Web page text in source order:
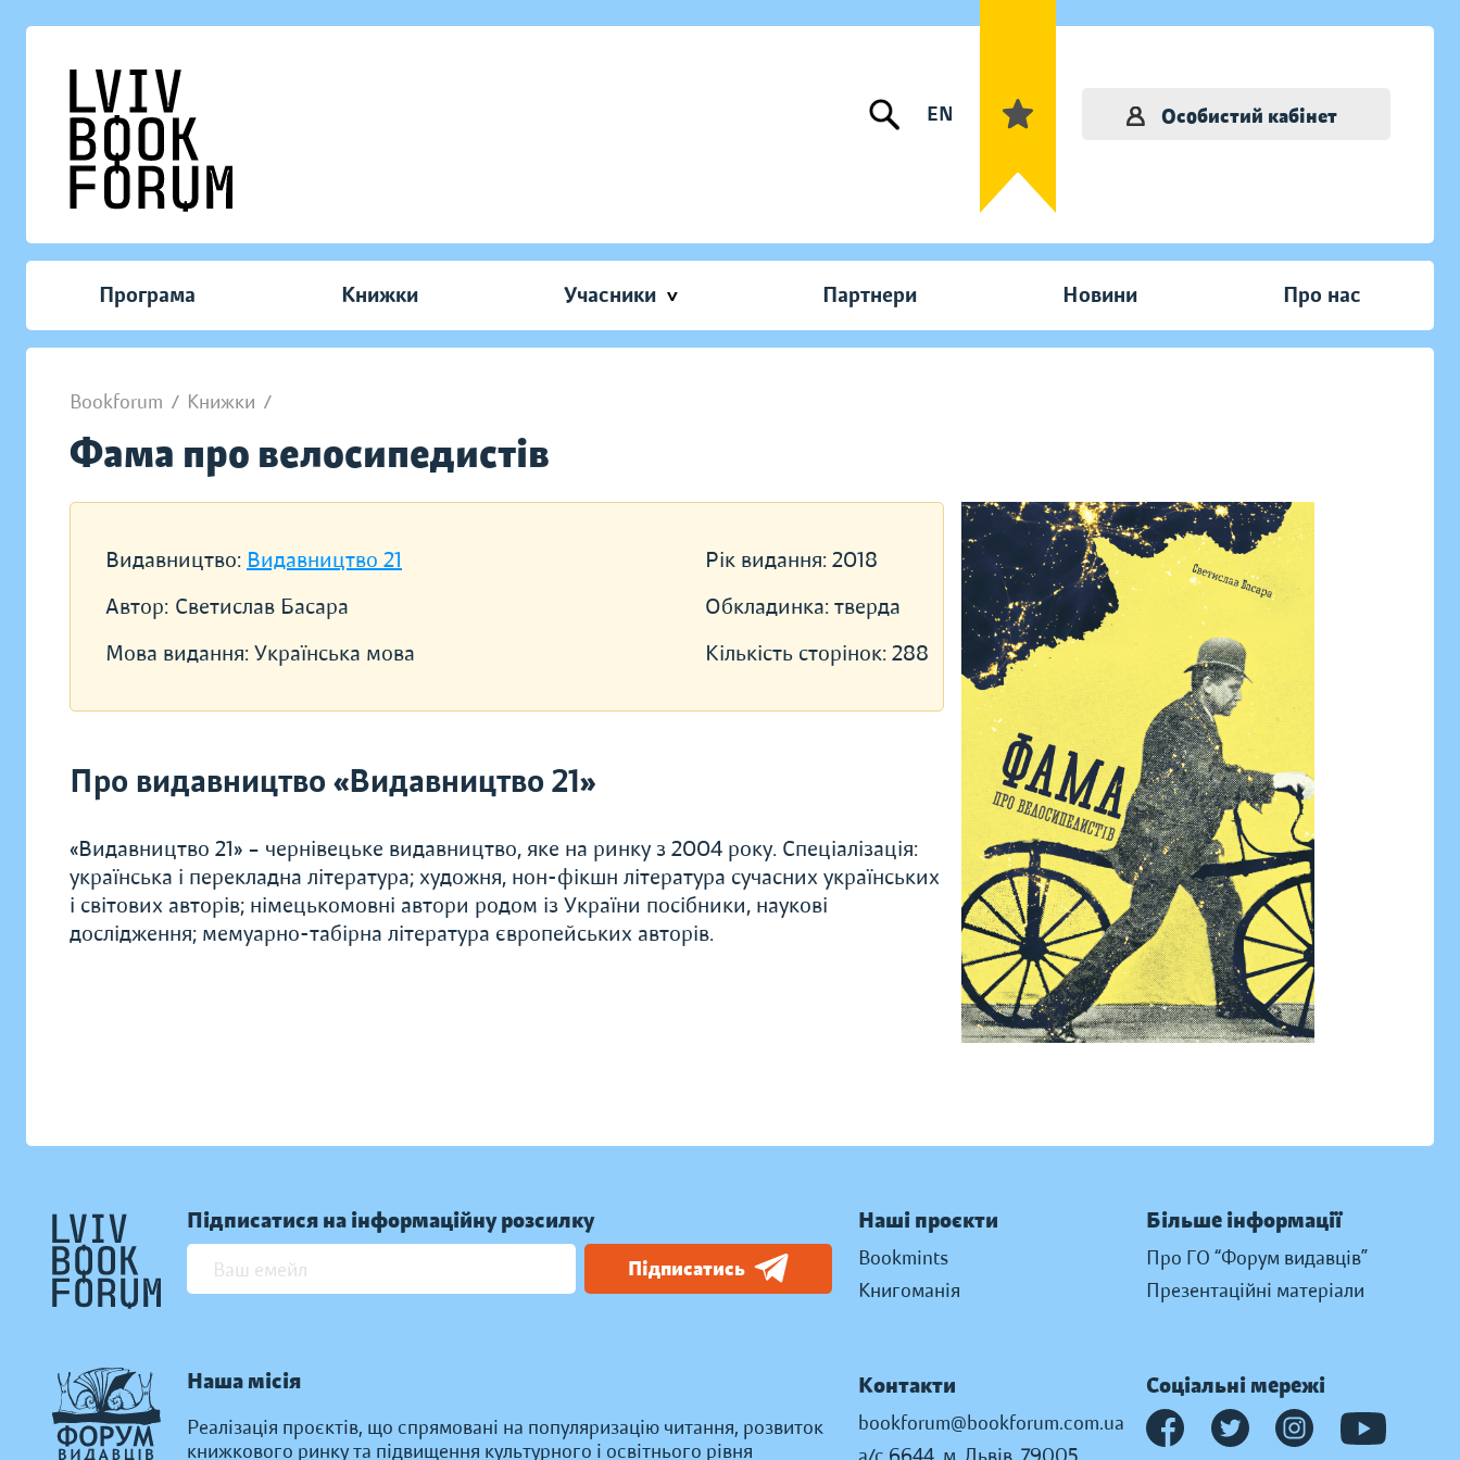
EN Особистий кабінет
Програма Книжки Учасники Партнери Новини Про нас
Bookforum / Книжки /
Фама про велосипедистів
Видавництво: Видавництво 21
Автор: Светислав Басара
Мова видання: Українська мова
Рік видання: 2018
Обкладинка: тверда
Кількість сторінок: 288
Про видавництво «Видавництво 21»
«Видавництво 21» – чернівецьке видавництво, яке на ринку з 2004 року. Спеціалізація:
українська і перекладна література; художня, нон-фікшн література сучасних українських
і світових авторів; німецькомовні автори родом із України посібники, наукові
дослідження; мемуарно-табірна література європейських авторів.
Підписатися на інформаційну розсилку
Підписатись
Наша місія
Реалізація проєктів, що спрямовані на популяризацію читання, розвиток
книжкового ринку та підвищення культурного і освітнього рівня
Наші проєкти
Bookmints
Книгоманія
Більше інформації
Про ГО “Форум видавців”
Презентаційні матеріали
Контакти
bookforum@bookforum.com.ua
Соціальні мережі